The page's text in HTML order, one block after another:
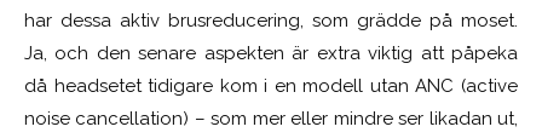
har dessa aktiv brusreducering, som grädde på moset.
Ja, och den senare aspekten är extra viktig att påpeka
då headsetettidigare kom i enmodell utan ANC (active
noise cancellation) – som mer eller mindre ser likadan ut,